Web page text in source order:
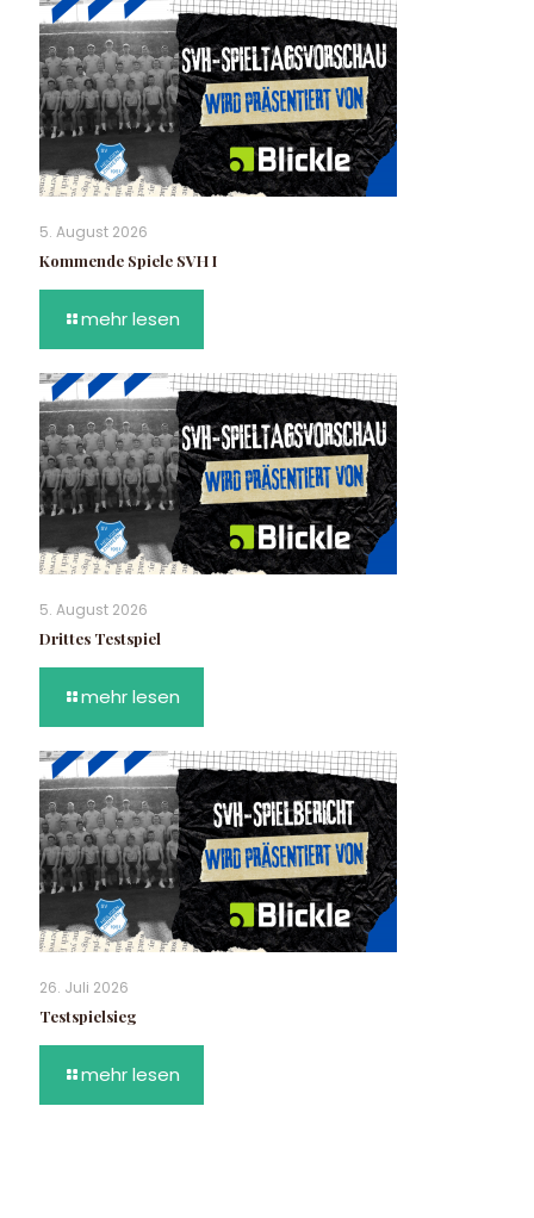
5. August 2026
Kommende Spiele SVH I
mehr lesen
5. August 2026
Drittes Testspiel
mehr lesen
26. Juli 2026
Testspielsieg
mehr lesen